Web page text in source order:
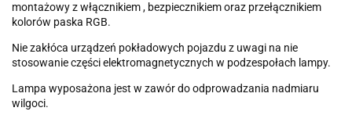
montażowy z włącznikiem , bezpiecznikiem oraz przełącznikiem
kolorów paska RGB.
Nie zakłóca urządzeń pokładowych pojazdu z uwagi na nie
stosowanie części elektromagnetycznych w podzespołach lampy.
Lampa wyposażona jest w zawór do odprowadzania nadmiaru
wilgoci.